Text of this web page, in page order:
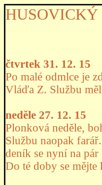
HUSOVICKÝ
čtvrtek 31. 12. 15
Po malé odmlce je
Vláďa Z. Službu
neděle 27. 12. 15
Plonková neděle,
Službu naopak
deník se nyní na
Do té doby se mějte